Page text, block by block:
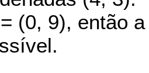
(0, 9), então